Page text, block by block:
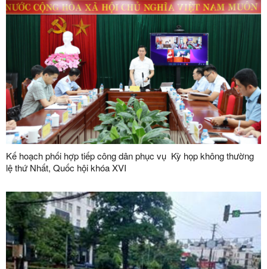
Kế hoạch phối hợp tiếp công dân phục vụ Kỳ họp không thường
lệ thứ Nhất, Quốc hội khóa XVI